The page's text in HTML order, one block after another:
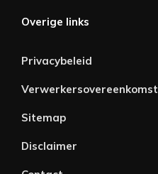
Overige links
Privacybeleid
Verwerkersovereenkomst
Sitemap
Disclaimer